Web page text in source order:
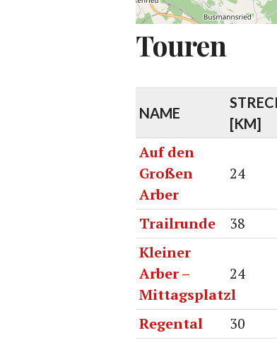
Touren
NAME
[KM]
Auf den
Großen
Arber
24
Trailrunde 38
Kleiner
Arber –
Mittagsplatzl
24
Regental 30